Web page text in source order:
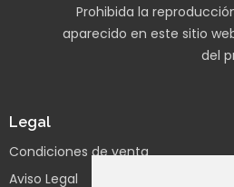
Prohibida la
aparecido en este sitio
del
Legal
Condiciones de venta
Aviso Legal